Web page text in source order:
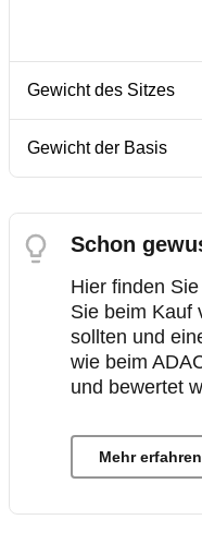
Gewicht des Sitzes
Gewicht der Basis
Schon
Hier finden
Sie beim Kauf
sollten und
wie beim
und bewertet
Mehr erfahren